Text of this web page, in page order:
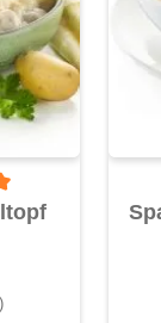
Bewertung von 5